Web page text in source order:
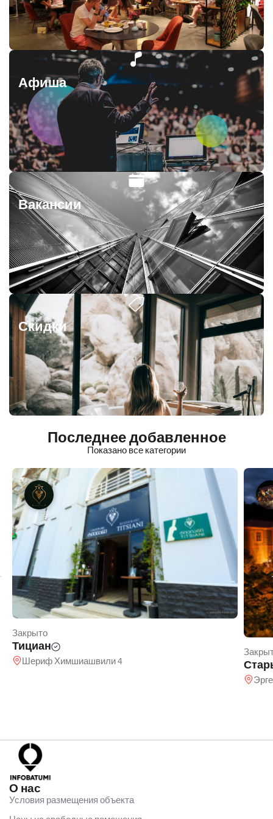
Афиша
Вакансии
Скидки
Последнее добавленное
Показано все категории
Закрыто
Тициан
Шериф Химшиашвили 4
О нас
Условия размещения объекта